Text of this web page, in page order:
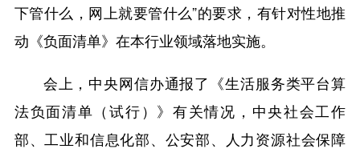
下管什么，网上就要管什么”的要求，有针对性地推
动《负面清单》在本行业领域落地实施。
会上，中央网信办通报了《生活服务类平台算
法负面清单（试行）》有关情况，中央社会工作
部、工业和信息化部、公安部、人力资源社会保障